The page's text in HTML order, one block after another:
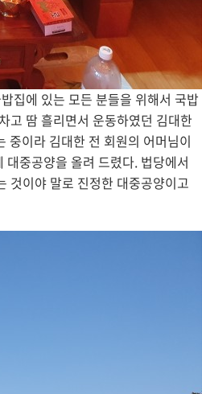
집에 있는 모든 분들을 위해서 국밥
고 땀 흘리면서 운동하였던 김대한
중이라 김대한 전 회원의 어머님이
중공양을 올려 드렸다. 법당에서
것이야 말로 진정한 대중공양이고